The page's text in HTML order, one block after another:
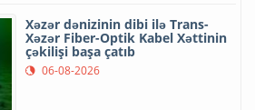
Xəzər dənizinin dibi ilə Trans-
Xəzər Fiber-Optik Kabel Xəttinin
çəkilişi başa çatıb
06-08-2026